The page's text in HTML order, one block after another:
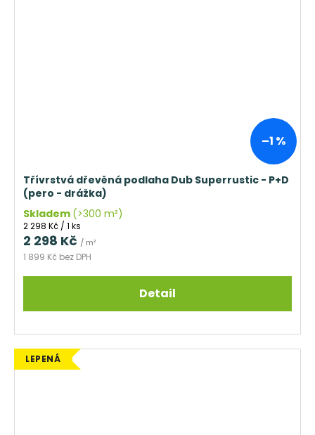
–1 %
Třívrstvá dřevěná podlaha Dub Superrustic - P+D
(pero - drážka)
Skladem (>300 m²)
1 899 Kč bez DPH
2 298 Kč / m²
Měrná
cena:
2 298 Kč / 1 ks
Detail
LEPENÁ